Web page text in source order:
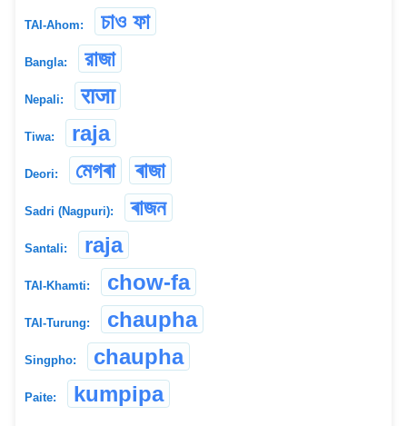
TAI-Ahom: চাও ফা
Bangla: রাজা
Nepali: राजा
Tiwa: raja
Deori: মেগৰা ৰাজা
Sadri (Nagpuri): ৰাজন
Santali: raja
TAI-Khamti: chow-fa
TAI-Turung: chaupha
Singpho: chaupha
Paite: kumpipa